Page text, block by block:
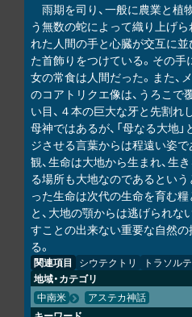
雨期を司り、一般に農業と植
う無数の蛇によって織り上げ
れた人間の手と心臓が交互に
た首飾りをつけている。その手
女の常食は人間だった。また、
のコアトリクエ像は、うろこ
い目、４本の巨大な牙と先割れ
母神ではあるが、「母なる大地
ジさせる言葉からは程遠い姿
観、生命は大地から生まれ、生
る場所も大地なのであるとい
った生命は次代の生命を育む
と、大地の顎からは逃げられな
すことの出来ない重要な自然
る。
関連項目 シウテクトリ トラソル
地域・カテゴリ
中南米 アステカ神話